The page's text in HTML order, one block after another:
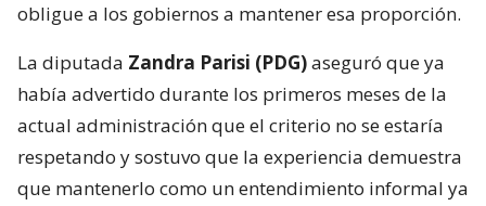
obligue a los gobiernos a mantener esa proporción.
La diputada Zandra Parisi (PDG)aseguró que ya
había advertido durante los primeros meses de la
actual administración que el criterio no se estaría
respetando y sostuvo que la experiencia demuestra
que mantenerlo como un entendimiento informal ya